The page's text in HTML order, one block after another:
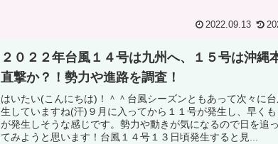
2022.09.13
２０２２年台風１４号は九州へ、１５号は沖縄
直撃か？！勢力や進路を調査！
はいたい(こんにちは)！＾＾台風シーズンともあって次々に
生していますね(汗)９月に入ってから１１号が発生し、早く
が発生しそうな感じです。勢力や動きが気になるので日を追
てみようと思います！台風１４号１３日頃発生すると見...